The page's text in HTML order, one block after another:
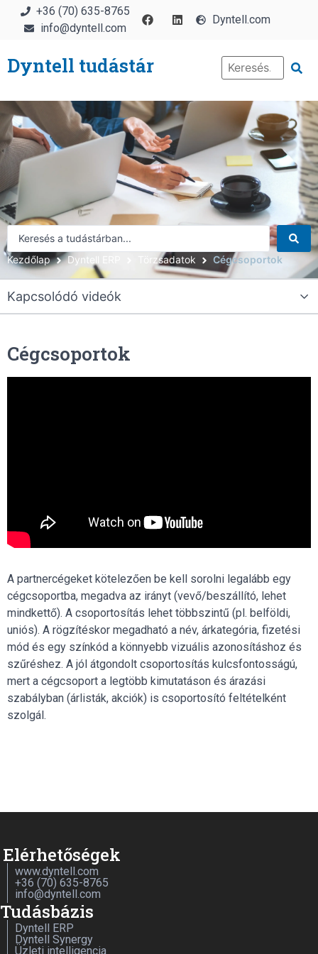
+36 (70) 635-8765
info@dyntell.com
Dyntell.com
Dyntell tudástár
Kezdőlap Dyntell ERP Törzsadatok Cégcsoportok
Kapcsolódó videók
Cégcsoportok
A partnercégeket kötelezően be kell sorolni legalább egy
cégcsoportba, megadva az irányt (vevő/beszállító, lehet
mindkettő). A csoportosítás lehet többszintű (pl. belföldi,
uniós). A rögzítéskor megadható a név, árkategória, fizetési
mód és egy színkód a könnyebb vizuális azonosításhoz és
szűréshez. A jól átgondolt csoportosítás kulcsfontosságú,
mert a cégcsoport a legtöbb kimutatáson és árazási
szabályban (árlisták, akciók) is csoportosító feltételként
szolgál.
Elérhetőségek
www.dyntell.com
+36 (70) 635-8765
info@dyntell.com
Tudásbázis
Dyntell ERP
Dyntell Synergy
Üzleti intelligencia